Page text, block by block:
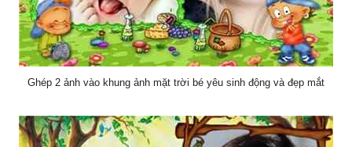
Ghép 2 ảnh vào khung ảnh mặt trời bé yêu sinh động và đẹp mắt